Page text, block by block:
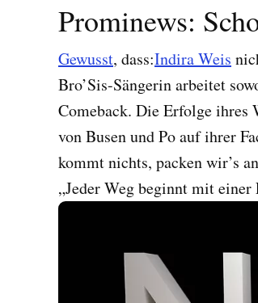
Prominews:
Gewusst, dass:Indira Weis
Bro’Sis-Sängerin arbeitet
Comeback. Die Erfolge ihres
von Busen und Po auf ihrer
kommt nichts, packen wir’s
„Jeder Weg beginnt mit